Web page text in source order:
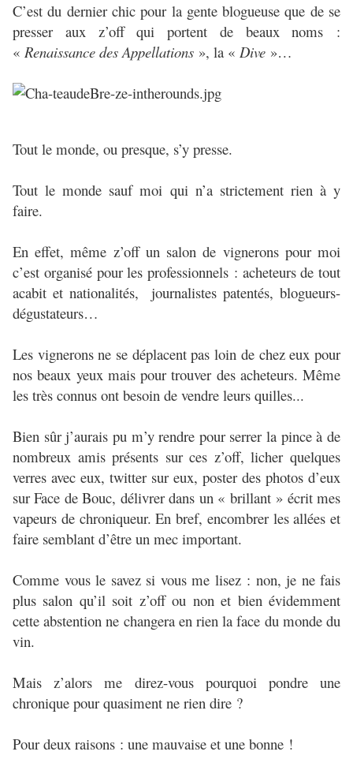
C’est du dernier chic pour la gente blogueuse que de se
presser aux z’off qui portent de beaux noms :
« Renaissance des Appellations », la « Dive »…
Tout le monde, ou presque, s’y presse.
Tout le monde sauf moi qui n’a strictement rien à y
faire.
En effet, même z’off un salon de vignerons pour moi
c’est organisé pour les professionnels : acheteurs de tout
acabit et nationalités, journalistes patentés, blogueurs-
dégustateurs…
Les vignerons ne se déplacent pas loin de chez eux pour
nos beaux yeux mais pour trouver des acheteurs. Même
les très connus ont besoin de vendre leurs quilles...
Bien sûr j’aurais pu m’y rendre pour serrer la pince à de
nombreux amis présents sur ces z’off, licher quelques
verres avec eux, twitter sur eux, poster des photos d’eux
sur Face de Bouc, délivrer dans un « brillant » écrit mes
vapeurs de chroniqueur. En bref, encombrer les allées et
faire semblant d’être un mec important.
Comme vous le savez si vous me lisez : non, je ne fais
plus salon qu’il soit z’off ou non et bien évidemment
cette abstention ne changera en rien la face du monde du
vin.
Mais z’alors me direz-vous pourquoi pondre une
chronique pour quasiment ne rien dire ?
Pour deux raisons : une mauvaise et une bonne !